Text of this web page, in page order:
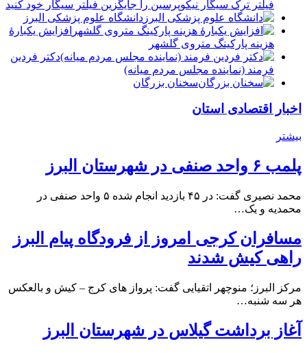
فیلتر ترک سیگار نیکوپرسین را جایگزین فیلتر سیگار خود کنید
دانشگاه علوم پزشکی البرز
افزایش یکبارۀ
هزینه پارکینگ متروی گلشهر
دكتر فردين
فرمند (نماينده مجلس مردم میانه)
سخنان بزرگان
اخبار اقتصادی استان
بیشتر
پلمب ۶ واحد صنفی در شهرستان البرز
محمد نصیری گفت: در ۴۵ بازدید انجام شده ۵ واحد صنفی در
محمدیه و یک…
مسافران کرجی امروز از فرودگاه پیام البرز
راهی کیش شدند
مرکز البرز؛ منوچهر اتقیایی گفت: پرواز های کرج – کیش و بالعکس
هر سه شنبه…
آغاز برداشت گیلاس در شهرستان البرز